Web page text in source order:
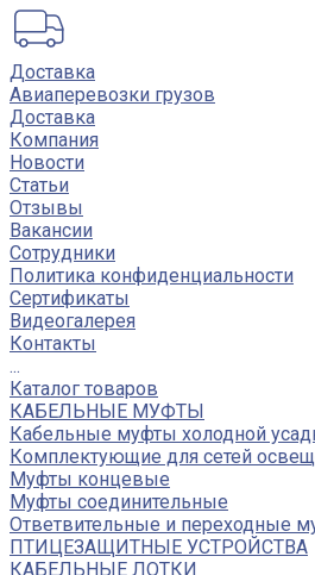
Доставка
Авиаперевозки грузов
Доставка
Компания
Новости
Статьи
Отзывы
Вакансии
Сотрудники
Политика конфиденциальности
Сертификаты
Видеогалерея
Контакты
...
Каталог товаров
КАБЕЛЬНЫЕ МУФТЫ
Кабельные муфты холодной
Комплектующие для сетей
Муфты концевые
Муфты соединительные
Ответвительные и переходные
ПТИЦЕЗАЩИТНЫЕ УСТРОЙСТВА
КАБЕЛЬНЫЕ ЛОТКИ